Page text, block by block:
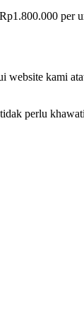
per
website kami
perlu